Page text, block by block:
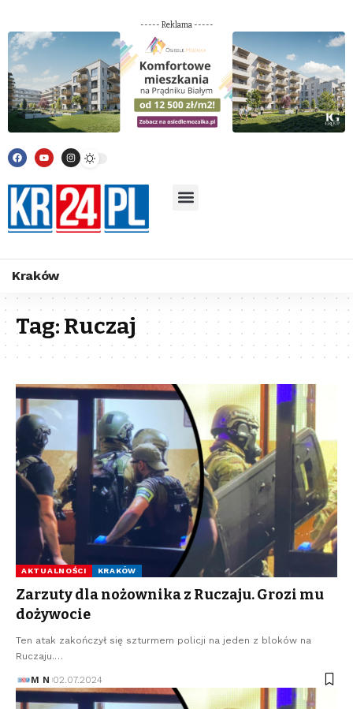
----- Reklama -----
Kraków
Tag:Ruczaj
AKTUALNOŚCI KRAKÓW
Zarzuty dla nożownika z Ruczaju. Grozi mu
dożywocie
Ten atak zakończył się szturmem policji na jeden z bloków na
Ruczaju.…
M N 02.07.2024